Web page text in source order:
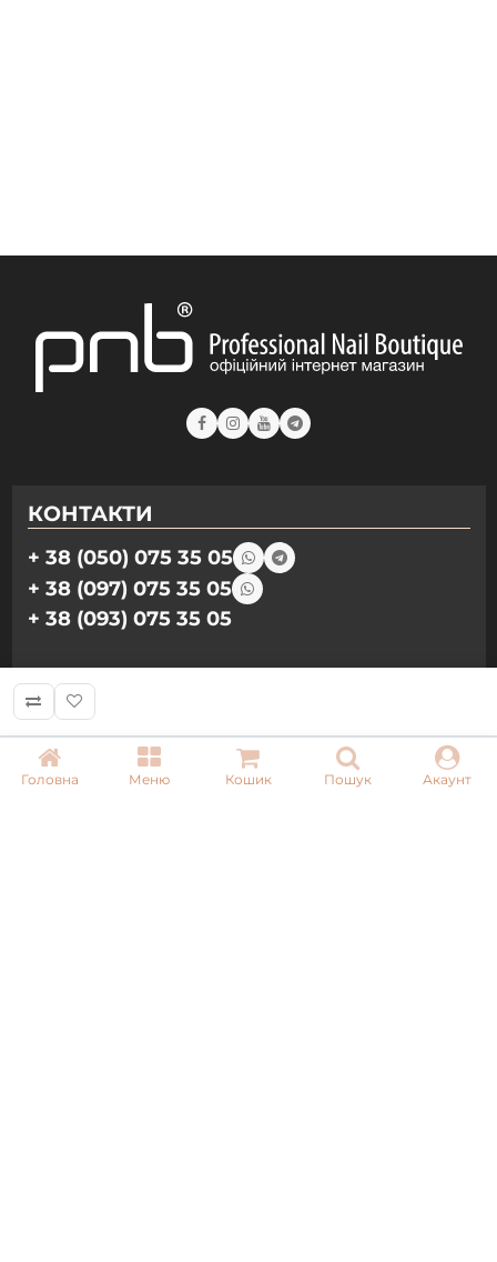
Головна Меню Кошик Пошук Акаунт
КОНТАКТИ
+ 38 (050) 075 35 05
+ 38 (097) 075 35 05
+ 38 (093) 075 35 05
Режим роботи:
Пн-Пт: 09:00–18:00